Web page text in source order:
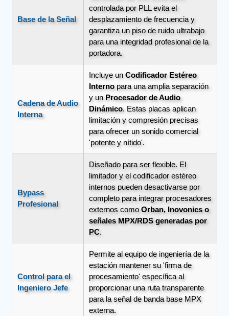
Base de la Señal
controlada por PLL evita el
desplazamiento de frecuencia y
garantiza un piso de ruido ultrabajo
para una integridad profesional de la
portadora.
Cadena de Audio
Interna
Incluye un Codificador Estéreo
Internopara una amplia separación
y un Procesador de Audio
Dinámico. Estas placas aplican
limitación y compresión precisas
para ofrecer un sonido comercial
'potente y nítido'.
Bypass
Profesional
Diseñado para ser flexible. El
limitador y el codificador estéreo
internos pueden desactivarse por
completo para integrar procesadores
externos como Orban, Inovonics o
señales MPX/RDS generadas por
PC.
Control para el
Ingeniero Jefe
Permite al equipo de ingeniería de la
estación mantener su 'firma de
procesamiento' específica al
proporcionar una ruta transparente
para la señal de banda base MPX
externa.